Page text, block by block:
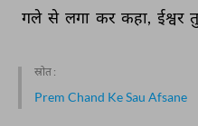
गले से लगा कर कहा, ईश्वर
स्रोत :
Prem Chand Ke Sau Afsane